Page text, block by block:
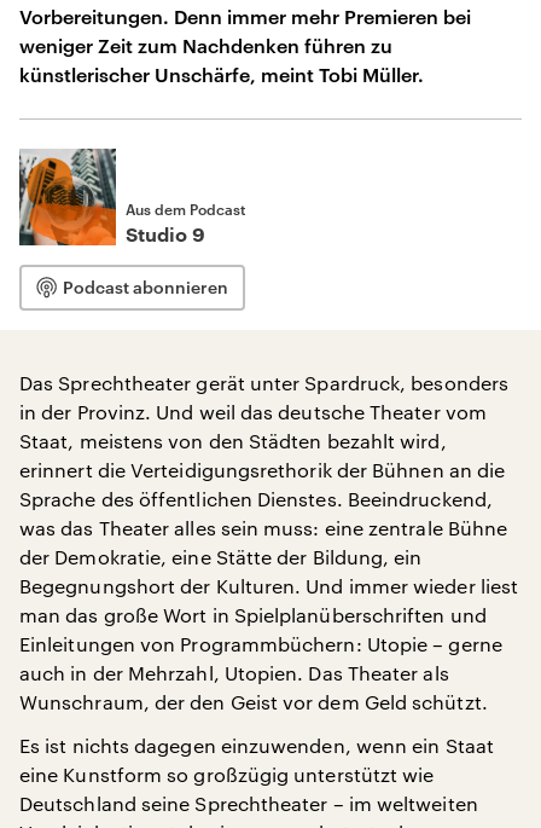
Vorbereitungen. Denn immer mehr Premieren bei
weniger Zeit zum Nachdenken führen zu
künstlerischer Unschärfe, meint Tobi Müller.
Aus dem Podcast
Studio 9
Podcast abonnieren
Das Sprechtheater gerät unter Spardruck, besonders
in der Provinz. Und weil das deutsche Theater vom
Staat, meistens von den Städten bezahlt wird,
erinnert die Verteidigungsrethorik der Bühnen an die
Sprache des öffentlichen Dienstes. Beeindruckend,
was das Theater alles sein muss: eine zentrale Bühne
der Demokratie, eine Stätte der Bildung, ein
Begegnungshort der Kulturen. Und immer wieder liest
man das große Wort in Spielplanüberschriften und
Einleitungen von Programmbüchern: Utopie – gerne
auch in der Mehrzahl, Utopien. Das Theater als
Wunschraum, der den Geist vor dem Geld schützt.
Es ist nichts dagegen einzuwenden, wenn ein Staat
eine Kunstform so großzügig unterstützt wie
Deutschland seine Sprechtheater – im weltweiten